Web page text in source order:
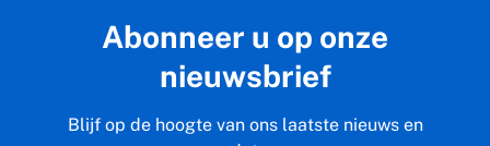
Abonneer u op onze
nieuwsbrief
Blijf op de hoogte van ons laatste nieuws en